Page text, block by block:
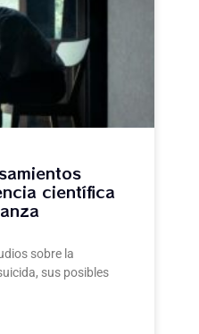
científica
sobre la
sus posibles